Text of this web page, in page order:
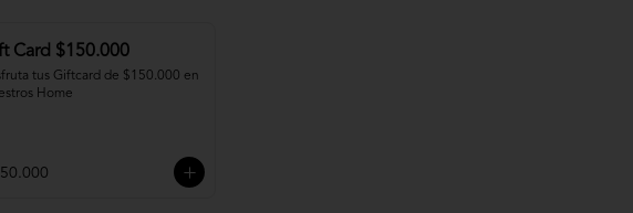
Card $150.000
tus Giftcard de $150.000 en
Home